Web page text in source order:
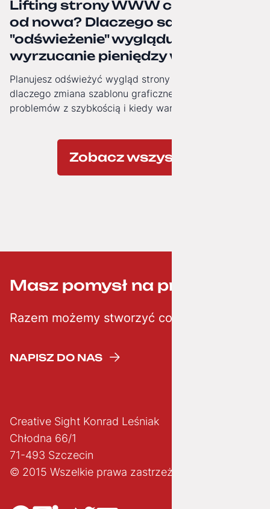
Lifting strony WWW czy budowa
od nowa? Dlaczego samo
"odświeżenie" wyglądu to często
wyrzucanie pieniędzy w błoto.
Planujesz odświeżyć wygląd strony firmowej? Zobacz,
dlaczego zmiana szablonu graficznego nie rozwiązuje
problemów z szybkością i kiedy warto zainwestować w
Zobacz wszystkie
Masz pomysł na projekt? ;-)
Razem możemy stworzyć coś kreatywnego
NAPISZ DO NAS
Creative Sight Konrad Leśniak
Chłodna 66/1
71-493 Szczecin
© 2015 Wszelkie prawa zastrzeżone